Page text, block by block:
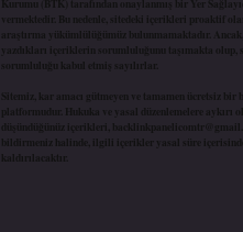
Kurumu (BTK) tarafından onaylanmış bir Yer
vermektedir. Bu nedenle, sitedeki içerikleri proaktif
araştırma yükümlülüğümüz bulunmamaktadır.
yazdıkları içeriklerin sorumluluğunu taşımakta olup,
sorumluluğu kabul etmiş sayılırlar.
Sitemiz, kar amacı gütmeyen ve tamamen ücretsiz bir
platformudur. Hukuka ve yasal düzenlemelere aykırı
düşündüğünüz içerikleri,
bildirmeniz halinde, ilgili içerikler yasal süre
kaldırılacaktır.